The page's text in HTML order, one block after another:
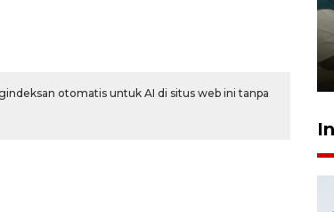
otomatis untuk AI di situs web ini tanpa